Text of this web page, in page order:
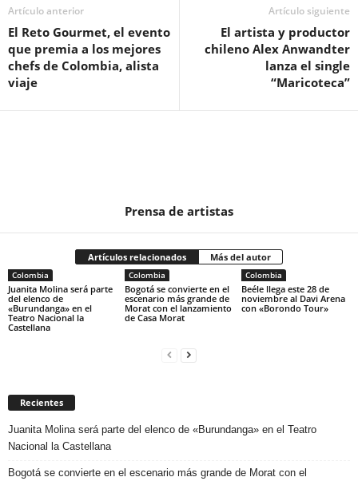
Artículo anterior
El Reto Gourmet, el evento
que premia a los mejores
chefs de Colombia, alista
viaje
Artículo siguiente
El artista y productor
chileno Alex Anwandter
lanza el single
“Maricoteca”
Prensa de artistas
Artículos relacionados Más del autor
Colombia
Juanita Molina será parte
del elenco de
«Burundanga» en el
Teatro Nacional la
Castellana
Colombia
Bogotá se convierte en el
escenario más grande de
Morat con el lanzamiento
de Casa Morat
Colombia
Beéle llega este 28 de
noviembre al Davi Arena
con «Borondo Tour»
Recientes
Juanita Molina será parte del elenco de «Burundanga» en el Teatro
Nacional la Castellana
Bogotá se convierte en el escenario más grande de Morat con el